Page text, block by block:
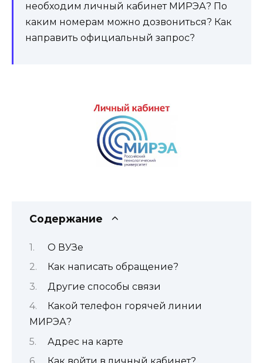
необходим личный кабинет МИРЭА? По
каким номерам можно дозвониться? Как
направить официальный запрос?
Содержание
О ВУЗе
Как написать обращение?
Другие способы связи
Какой телефон горячей линии
МИРЭА?
Адрес на карте